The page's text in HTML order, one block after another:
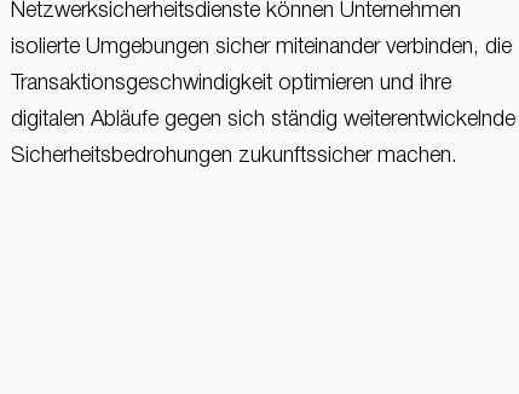
Netzwerksicherheitsdienste können Unternehmen
isolierte Umgebungen sicher miteinander verbinden, die
Transaktionsgeschwindigkeit optimieren und ihre
digitalen Abläufe gegen sich ständig weiterentwickelnde
Sicherheitsbedrohungen zukunftssicher machen.